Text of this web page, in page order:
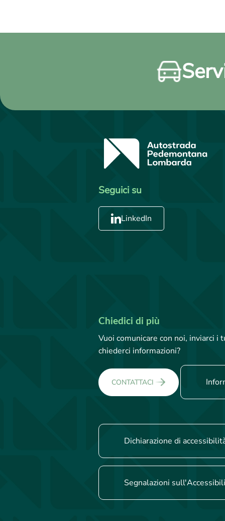
Seguici su
LinkedIn
Chiedici di più
Vuoi comunicare con noi, inviarci
chiederci informazioni?
CONTATTACI
Dichiarazione di
Segnalazioni